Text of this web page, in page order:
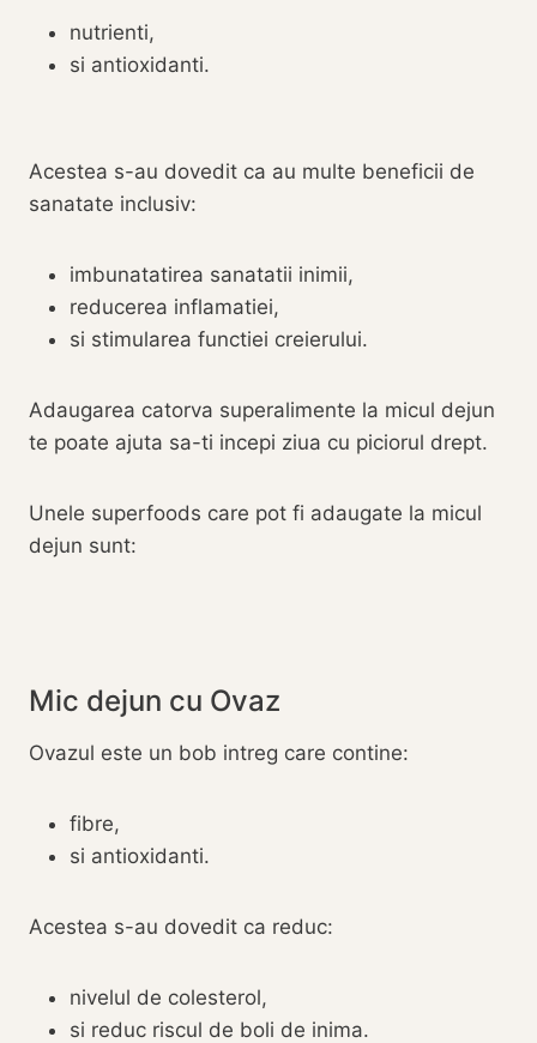
nutrienti,
si antioxidanti.
Acestea s-au dovedit ca au multe beneficii de
sanatate inclusiv:
imbunatatirea sanatatii inimii,
reducerea inflamatiei,
si stimularea functiei creierului.
Adaugarea catorva superalimente la micul dejun
te poate ajuta sa-ti incepi ziua cu piciorul drept.
Unele superfoods care pot fi adaugate la micul
dejun sunt:
Mic dejun cu Ovaz
Ovazul este un bob intreg care contine:
fibre,
si antioxidanti.
Acestea s-au dovedit ca reduc:
nivelul de colesterol,
si reduc riscul de boli de inima.